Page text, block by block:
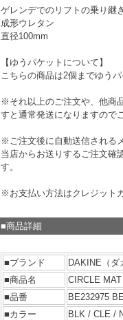
ゲレンデでのリフトの乗り継
成形ウレタン
直径100mm
【ゆうパケットについて】
こちらの商品は2個までゆう
※それ以上のご注文や、他商
すと通常発送になりますので
※ご注文後に自動送信される
当店からお送りするご注文確
す。
※お支払い方法はクレジット
■商品詳細
■ブランド
DAKINE（ダ
■商品名
CIRCLE MAT
■品番
BE232975
■カラー
BLK / CLE /